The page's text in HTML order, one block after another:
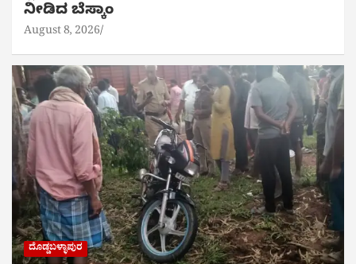
ನೀಡಿದ ಬೆಸ್ಕಾಂ
August 8, 2026
ದೊಡ್ಡಬಳ್ಳಾಪುರ